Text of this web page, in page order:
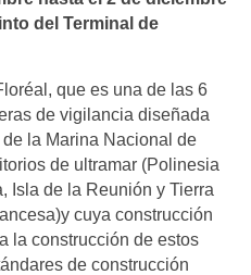
del Terminal de
que es una de las 6
de vigilancia diseñada
la Marina Nacional de
de ultramar (Polinesia
Isla de la Reunión y Tierra
cuya construcción
la construcción de estos
de construcción